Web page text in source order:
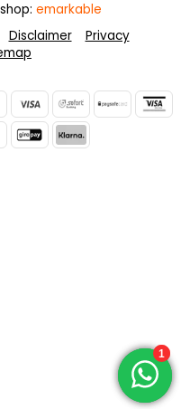
Disclaimer
Privacy
emarkable